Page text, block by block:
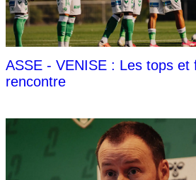
ASSE - VENISE : Les tops et
rencontre